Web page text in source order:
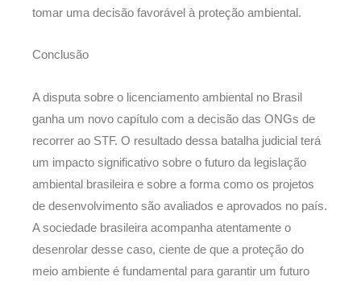
tomar uma decisão favorável à proteção ambiental.
Conclusão
A disputa sobre o licenciamento ambiental no Brasil
ganha um novo capítulo com a decisão das ONGs de
recorrer ao STF. O resultado dessa batalha judicial terá
um impacto significativo sobre o futuro da legislação
ambiental brasileira e sobre a forma como os projetos
de desenvolvimento são avaliados e aprovados no país.
A sociedade brasileira acompanha atentamente o
desenrolar desse caso, ciente de que a proteção do
meio ambiente é fundamental para garantir um futuro